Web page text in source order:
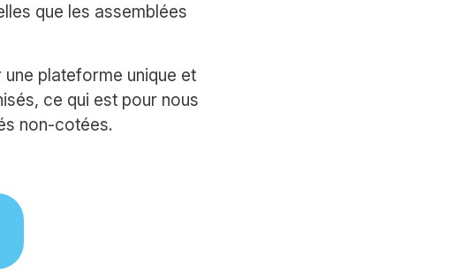
que les assemblées
plateforme unique et
ce qui est pour nous
non-cotées.